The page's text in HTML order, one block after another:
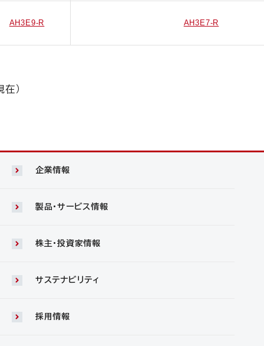
AH3E9-R AH3E7-R
）
企業情報
製品・サービス情報
株主・投資家情報
サステナビリティ
採用情報